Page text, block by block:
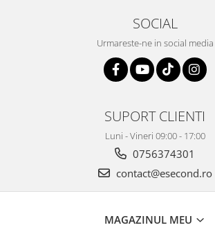
Castroane si adapatori animale
Igiena animale de companie
Mobila si transport animale de
Zgarzi, lese si hamuri
PC, Periferice & Software
Desktop PC & Monitoare
Imprimante, Scanere &
SOCIAL
Urmareste-ne in social media
SUPORT CLIENTI
Luni - Vineri 09:00 - 17:00
0756374301
contact@esecond.ro
MAGAZINUL MEU